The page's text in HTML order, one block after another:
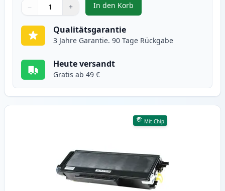
Verwenden Sie die Tasten, um anzupassen
− +
1
In den Korb
, 2 stück Brother TN3170
Qualitätsgarantie
3 Jahre Garantie. 90 Tage Rückgabe
Heute versandt
Gratis ab 49 €
Mit Chip